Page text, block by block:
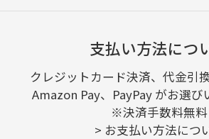
支払い方法につ
クレジットカード決済、代金引
Amazon Pay、PayPay がお選び
※決済手数料無料
> お支払い方法につ